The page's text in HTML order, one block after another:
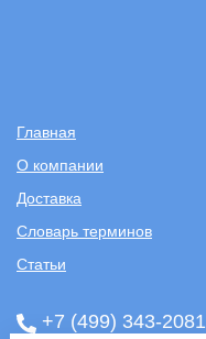
Главная
О компании
Доставка
Словарь терминов
Статьи
+7 (499) 343-2081